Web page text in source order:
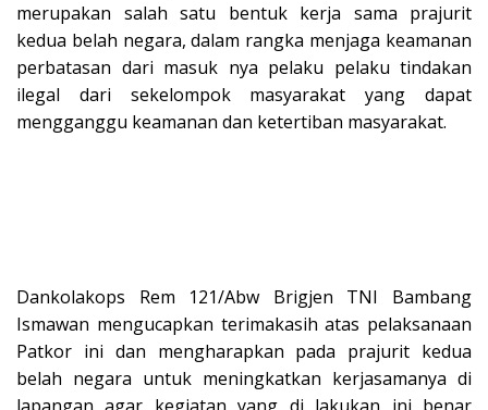
merupakan salah satu bentuk kerja sama prajurit
kedua belah negara, dalam rangka menjaga keamanan
perbatasan dari masuk nya pelaku pelaku tindakan
ilegal dari sekelompok masyarakat yang dapat
mengganggu keamanan dan ketertiban masyarakat.
Dankolakops Rem 121/Abw Brigjen TNI Bambang
Ismawan mengucapkan terimakasih atas pelaksanaan
Patkor ini dan mengharapkan pada prajurit kedua
belah negara untuk meningkatkan kerjasamanya di